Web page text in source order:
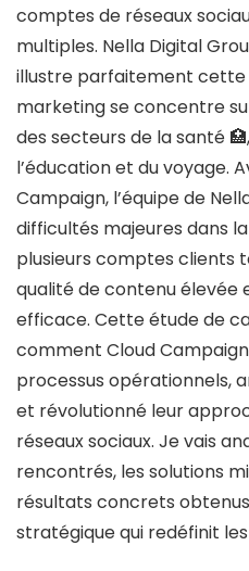
comptes de réseaux
multiples. Nella Digital
illustre parfaitement
marketing se concentre
des secteurs de la santé
l’éducation et du voyage.
Campaign, l’équipe de
difficultés majeures dans
plusieurs comptes clients
qualité de contenu élevée
efficace. Cette étude de
comment Cloud
processus opérationnels,
et révolutionné leur
réseaux sociaux. Je vais
rencontrés, les solutions
résultats concrets
stratégique qui redéfinit